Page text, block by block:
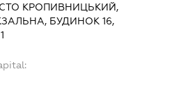
КРОПИВНИЦЬКИЙ,
БУДИНОК 16,